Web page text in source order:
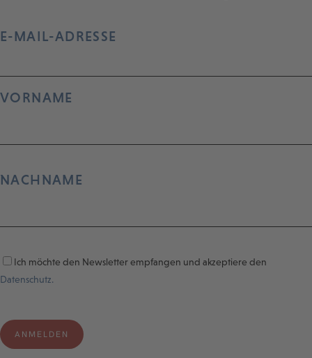
E-MAIL-ADRESSE
VORNAME
NACHNAME
Ich möchte den Newsletter empfangen und akzeptiere den
Datenschutz.